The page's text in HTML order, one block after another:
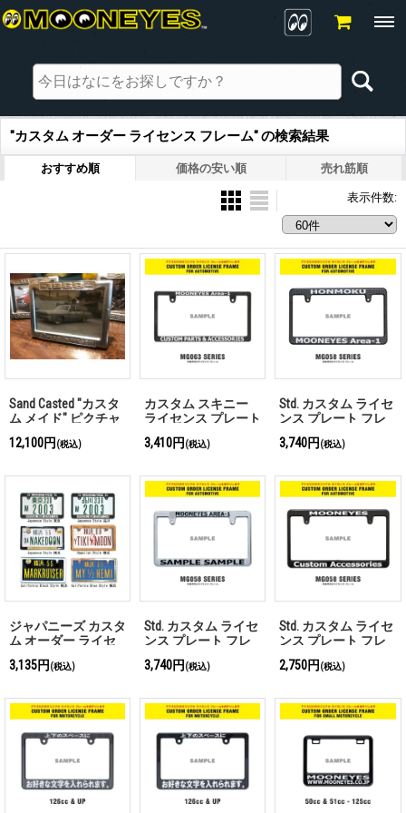
"カスタム オーダー ライセンス フレーム"の検索結果
おすすめ順 価格の安い順 売れ筋順
表示件数:
Sand Casted "カスタ
ム メイド" ピクチャ
12,100円 (税込)
カスタム スキニー
ライセンス プレート
で カッティングシー
3,410円 (税込)
Std. カスタム ライセ
ンス プレート フレ
イバー ルック
3,740円 (税込)
ジャパニーズ カスタ
ム オーダー ライセ
3,135円 (税込)
Std. カスタム ライセ
ンス プレート フレ
【MG058】
3,740円 (税込)
Std. カスタム ライセ
ンス プレート フレ
【MG058】
2,750円 (税込)